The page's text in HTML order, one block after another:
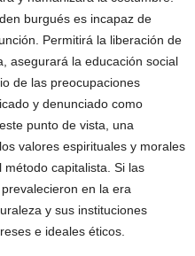
burgués es incapaz de
Permitirá la liberación de
asegurará la educación social
de las preocupaciones
y denunciado como
punto de vista, una
valores espirituales y morales
capitalista. Si las
en la era
y sus instituciones
e ideales éticos.